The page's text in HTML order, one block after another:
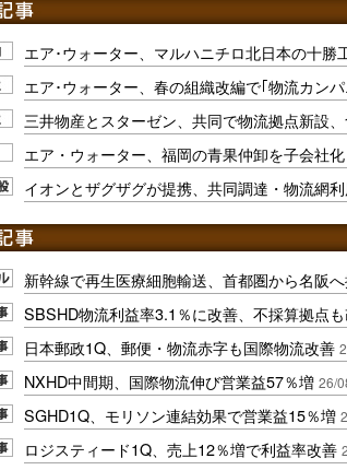
エア･ウォーター、マルハニチロ北日本の十勝
エア･ウォーター、春の組織改編で｢物流カン
三井物産とスターゼン、共同で物流拠点新設
エア・ウォーター、福岡の青果仲卸を子会社化
イオンとザグザグが提携、共同調達・物流網
新幹線で再生医療細胞輸送、首都圏から名阪
SBSHD物流利益率3.1％に改善、不採算拠点
日本郵政1Q、郵便・物流赤字も国際物流改善
NXHD中間期、国際物流伸び営業益57％増 26/
SGHD1Q、モリソン連結効果で営業益15％増
ロジスティード1Q、売上12％増で利益率改善